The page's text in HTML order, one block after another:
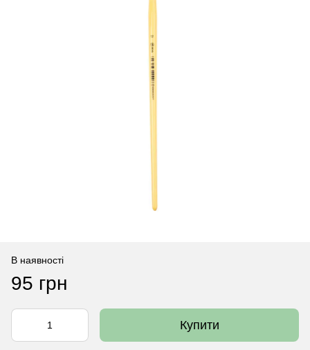
В наявності
95 грн
Купити